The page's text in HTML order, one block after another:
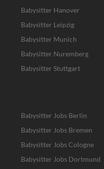
Babysitter Hanover
Babysitter Leipzig
Babysitter Munich
Babysitter Nuremberg
Babysitter Stuttgart
Babysitter Jobs Berlin
Babysitter Jobs Bremen
Babysitter Jobs Cologne
Babysitter Jobs Dortmund